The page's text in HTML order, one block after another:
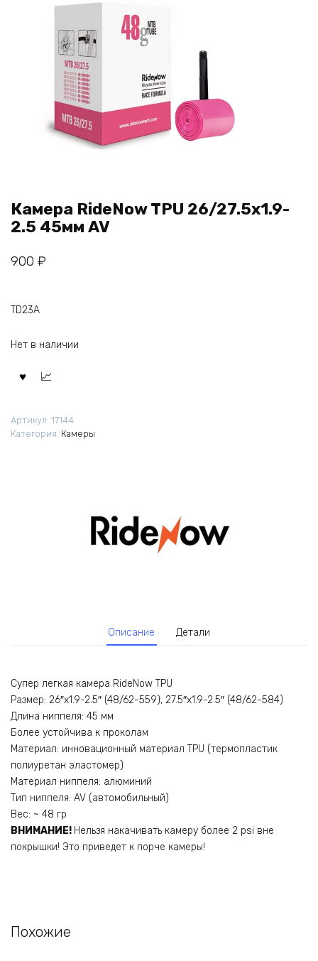
Камера RideNow TPU 26/27.5x1.9-
2.5 45мм AV
900 ₽
TD23A
Нет в наличии
Артикул: 17144
Категория: Камеры
Описание Детали
Супер легкая камера RideNow TPU
Размер: 26″x1.9-2.5″ (48/62-559), 27.5″x1.9-2.5″ (48/62-584)
Длина ниппеля: 45 мм
Более устойчива к проколам
Материал: инновационный материал TPU (термопластик
полиуретан эластомер)
Материал ниппеля: алюминий
Тип ниппеля: AV (автомобильный)
Вес: ~ 48 гр
ВНИМАНИЕ! Нельзя накачивать камеру более 2 psi вне
покрышки! Это приведет к порче камеры!
Похожие